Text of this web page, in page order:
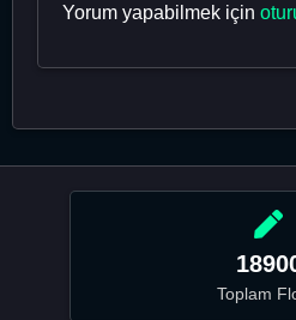
Yorum yapabilmek için
Toplam